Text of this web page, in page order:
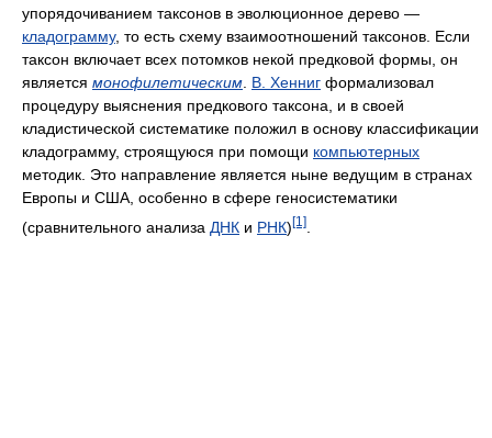
упорядочиванием таксонов в эволюционное дерево —
кладограмму, то есть схему взаимоотношений таксонов. Если
таксон включает всех потомков некой предковой формы, он
является монофилетическим В. Хенниг формализовал
процедуру выяснения предкового таксона, и в своей
кладистической систематике положил в основу классификации
кладограмму, строящуюся при помощи компьютерных
методик. Это направление является ныне ведущим в странах
Европы и США, особенно в сфере геносистематики
(сравнительного анализа ДНК и РНК)[1]